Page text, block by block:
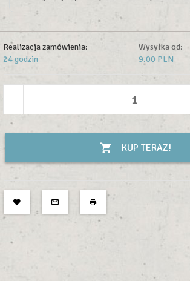
Realizacja zamówienia:
24 godzin
Wysyłka od:
9.00 PLN
KUP TERAZ!